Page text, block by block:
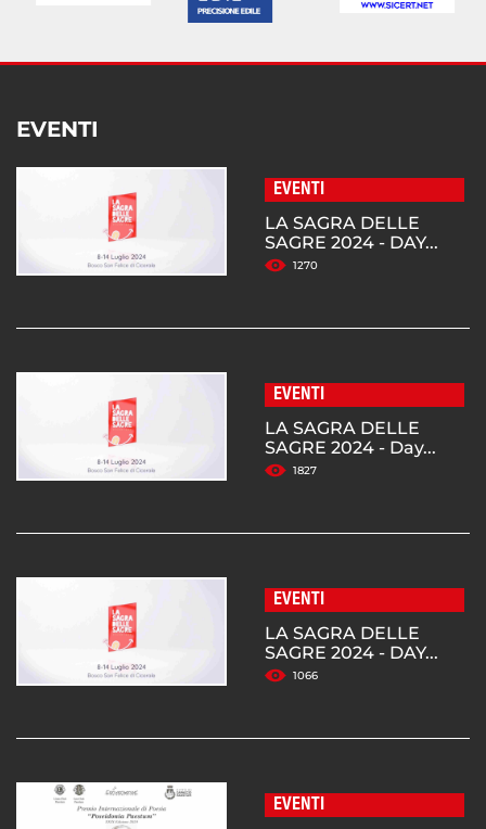
EVENTI
EVENTI
LA SAGRA DELLE
SAGRE 2024 - DAY...
1270
EVENTI
LA SAGRA DELLE
SAGRE 2024 - Day...
1827
EVENTI
LA SAGRA DELLE
SAGRE 2024 - DAY...
1066
EVENTI